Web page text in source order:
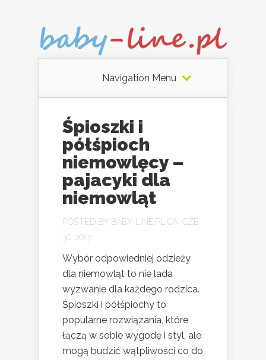
Navigation Menu
Śpioszki i
półśpioch
niemowlęcy –
pajacyki dla
niemowląt
POSTED BY BABY-LINE.PL ON CZE
30, 2017
Wybór odpowiedniej odzieży
dla niemowląt to nie lada
wyzwanie dla każdego rodzica.
Śpioszki i półśpiochy to
popularne rozwiązania, które
łączą w sobie wygodę i styl, ale
mogą budzić wątpliwości co do